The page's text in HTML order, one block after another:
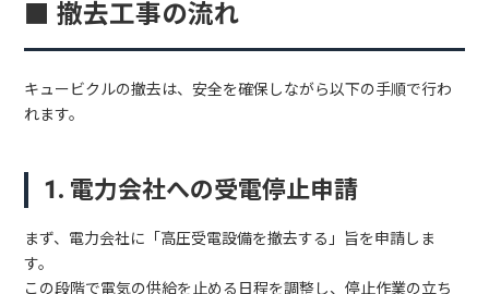
■ 撤去工事の流れ
キュービクルの撤去は、安全を確保しながら以下の手順で行わ
れます。
1. 電力会社への受電停止申請
まず、電力会社に「高圧受電設備を撤去する」旨を申請しま
す。
この段階で電気の供給を止める日程を調整し、停止作業の立ち